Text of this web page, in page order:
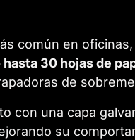
común en
30 hojas de
de
con una capa
su